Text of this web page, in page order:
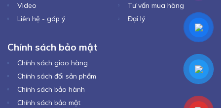
Video
Liên hệ - góp ý
Tư vấn mua hàng
Đại lý
Chính sách bảo mật
Chính sách giao hàng
Chính sách đổi sản phẩm
Chính sách bảo hành
Chính sách bảo mật